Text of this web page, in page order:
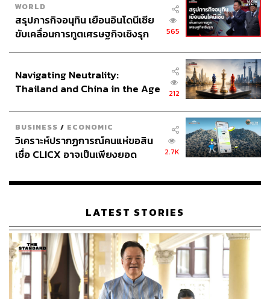
WORLD
สรุปภารกิจอนุทิน เยือนอินโดนีเซีย
ขับเคลื่อนการทูตเศรษฐกิจเชิงรุก
565
Navigating Neutrality:
Thailand and China in the Age
212
BUSINESS / ECONOMIC
วิเคราะห์ปรากฏการณ์คนแห่ขอสิน
เชื่อ CLICX อาจเป็นเพียงยอด
เรือนไทยที่ถูกซุกไว้
2.7K
LATEST STORIES